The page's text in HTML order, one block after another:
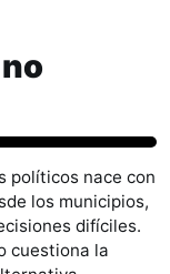
políticos nace con
los municipios,
difíciles.
cuestiona la